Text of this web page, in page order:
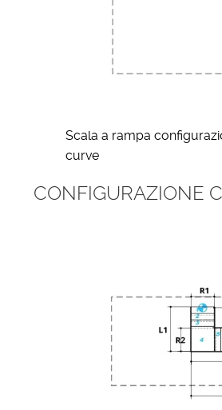
Scala a rampa
curve
CONFIGURAZIONE